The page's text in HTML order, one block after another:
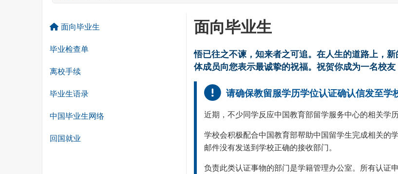
面向毕业生
毕业检查单
离校手续
毕业生语录
中国毕业生网络
回国就业
面向毕业生
悟已往之不谏，知来者之可追。在人生的道路上，
体成员向您表示最诚挚的祝福。祝贺你成为一名校友
请确保教留服学历学位认证确认信发至学
近期，不少同学反应中国教育部留学服务中心的相关学
学校会积极配合中国教育部帮助中国留学生完成相关的
邮件没有发送到学校正确的接收部门。
负责此类认证事物的部门是学籍管理办公室。所有认证